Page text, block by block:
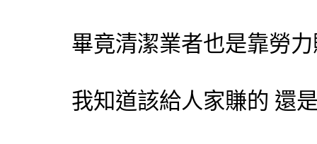
畢竟清潔業者也是靠勞
我知道該給人家賺的 還